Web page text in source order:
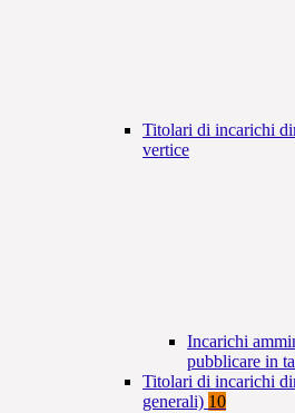
Titolari di incarichi
vertice
Incarichi
pubblicare in
Titolari di incarichi
generali) 10